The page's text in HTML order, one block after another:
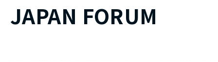
JAPAN FORUM